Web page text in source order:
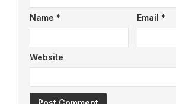
Name * Email *
Website